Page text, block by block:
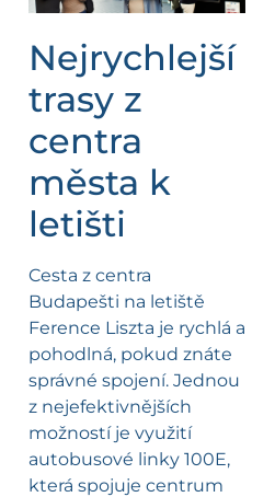
Nejrychlejší
trasy z
centra
města k
letišti
Cesta z centra
Budapešti na letiště
Ference Liszta je rychlá a
pohodlná, pokud znáte
správné spojení. Jednou
z nejefektivnějších
možností je využití
autobusové linky 100E,
která spojuje centrum